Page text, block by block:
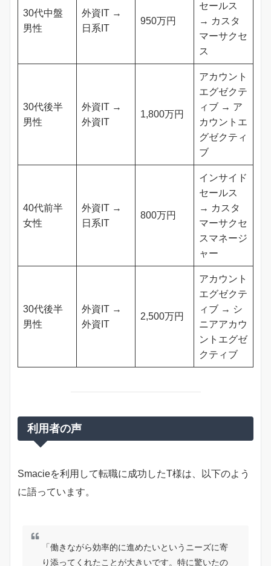
30代中盤
男性
外資IT →
日系IT
950万円
セールス
→ カスタ
マーサクセ
ス
30代後半
男性
外資IT →
外資IT
1,800万円
アカウント
エグゼクテ
ィブ → ア
カウントエ
グゼクティ
ブ
40代前半
女性
外資IT →
日系IT
800万円
インサイド
セールス
→ カスタ
マーサクセ
スマネージ
ャー
30代後半
男性
外資IT →
外資IT
2,500万円
アカウント
エグゼクテ
ィブ → シ
ニアアカウ
ントエグゼ
クティブ
利用者の声
Smacieを利用して転職に成功したT様は、以下のよう
に語っています。
「働きながら効率的に進めたいというニーズに寄
り添ってくれたことが大きいです。特に驚いたの